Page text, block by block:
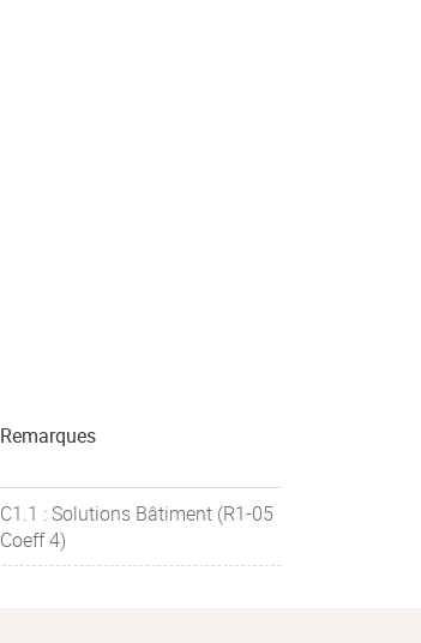
Remarques
C1.1 : Solutions Bâtiment (R1-05
Coeff 4)